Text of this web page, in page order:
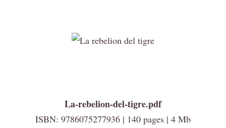
La-rebelion-del-tigre.pdf
ISBN: 9786075277936 | 140 pages | 4 Mb